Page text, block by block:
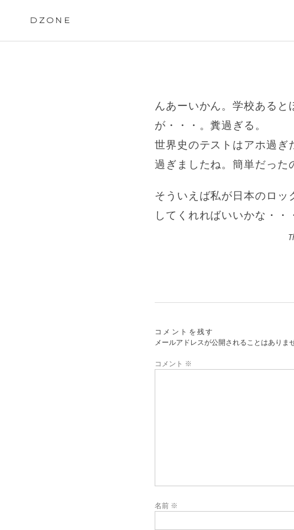
DZONE
んあーいかん。学校ある
が・・・。糞過ぎる。
世界史のテストはアホ過ぎ
過ぎましたね。簡単だった
そういえば私が日本のロ
してくれればいいかな・・
コメントを残す
メールアドレスが公開されることはありませ
コメント ※
名前 ※